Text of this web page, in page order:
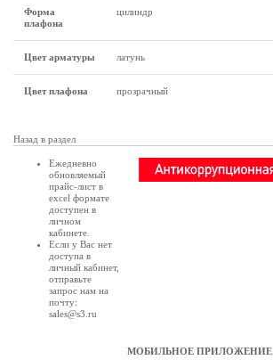
Форма
плафона
цилиндр
Цвет арматуры латунь
Цвет плафона прозрачный
Назад в раздел
Ежедневно
обновляемый
прайс-лист в
excel формате
доступен в
личном
кабинете
Если у Вас нет
доступа в
личный кабинет,
отправьте
запрос нам на
почту:
sales@s3.ru
МОБИЛЬНОЕ ПРИЛОЖЕНИЕ